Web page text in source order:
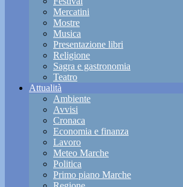
Mercatini
Mostre
Musica
Presentazione libri
Religione
Sagra e gastronomia
Teatro
Attualità
Ambiente
Avvisi
Cronaca
Economia e finanza
Lavoro
Meteo Marche
Politica
Primo piano Marche